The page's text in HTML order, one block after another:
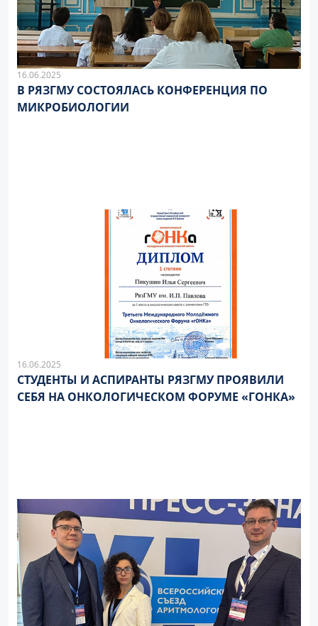
16.06.2025
В РЯЗГМУ СОСТОЯЛАСЬ КОНФЕРЕНЦИЯ ПО
МИКРОБИОЛОГИИ
16.06.2025
СТУДЕНТЫ И АСПИРАНТЫ РЯЗГМУ ПРОЯВИЛИ
СЕБЯ НА ОНКОЛОГИЧЕСКОМ ФОРУМЕ «ГОНКА»